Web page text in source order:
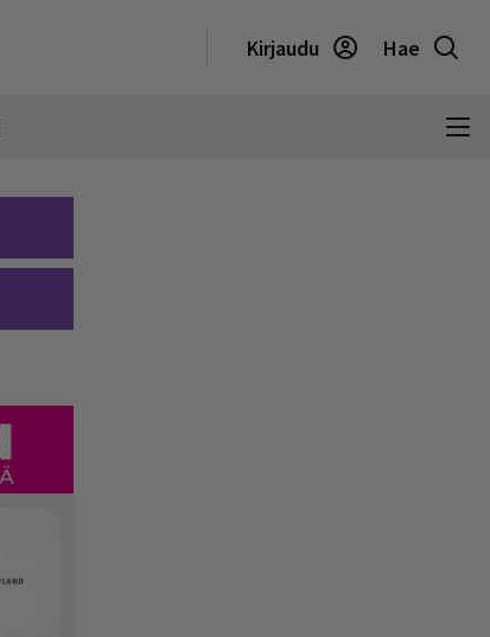
Kirjaudu Hae